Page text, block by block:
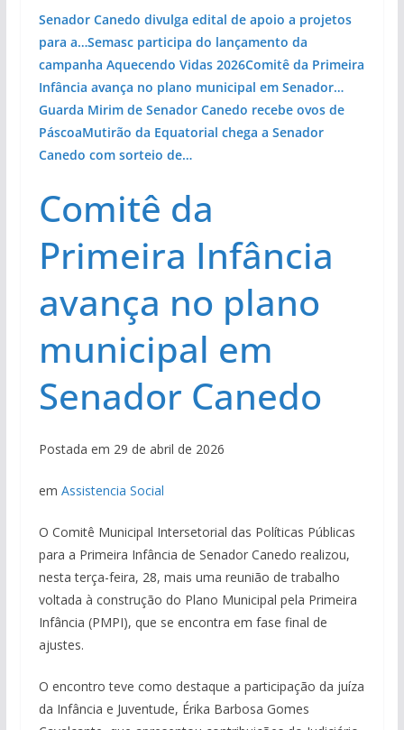
Senador Canedo divulga edital de apoio a projetos
para a…Semasc participa do lançamento da
campanha Aquecendo Vidas 2026Comitê da Primeira
Infância avança no plano municipal em Senador…
Guarda Mirim de Senador Canedo recebe ovos de
PáscoaMutirão da Equatorial chega a Senador
Canedo com sorteio de…
Comitê da
Primeira Infância
avança no plano
municipal em
Senador Canedo
Postada em 29 de abril de 2026
em Assistencia Social
O Comitê Municipal Intersetorial das Políticas Públicas
para a Primeira Infância de Senador Canedo realizou,
nesta terça-feira, 28, mais uma reunião de trabalho
voltada à construção do Plano Municipal pela Primeira
Infância (PMPI), que se encontra em fase final de
ajustes.
O encontro teve como destaque a participação da juíza
da Infância e Juventude, Érika Barbosa Gomes